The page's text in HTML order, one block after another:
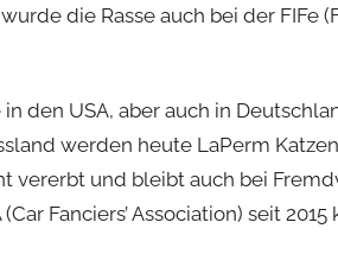
die Rasse auch bei der FIFe
den USA, aber auch in
werden heute LaPerm
vererbt und bleibt auch bei
Fanciers’ Association) seit